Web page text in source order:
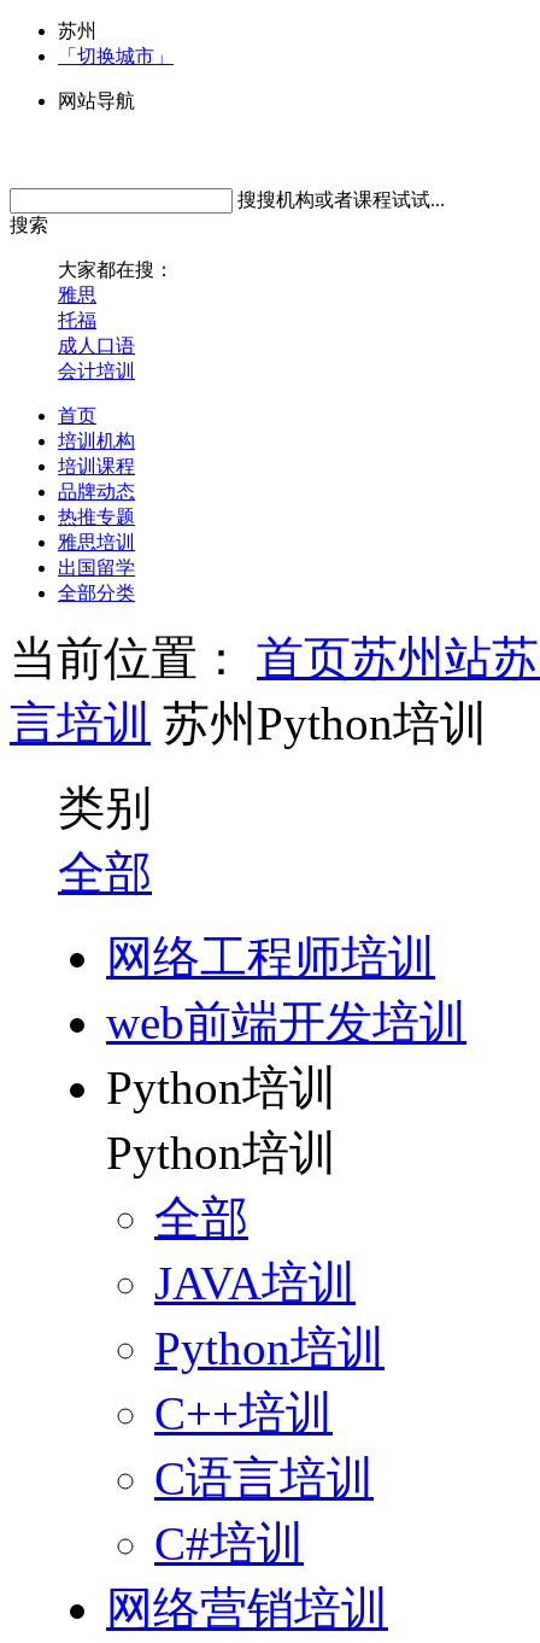
苏州
「切换城市」
网站导航
搜搜机构或者课程试试...
搜索
大家都在搜：
雅思
托福
成人口语
会计培训
首页
培训机构
培训课程
品牌动态
热推专题
雅思培训
出国留学
全部分类
当前位置： 首页苏州站
言培训 苏州Python培训
类别
全部
网络工程师培训
web前端开发培训
Python培训
Python培训
全部
JAVA培训
Python培训
C++培训
C语言培训
C#培训
网络营销培训